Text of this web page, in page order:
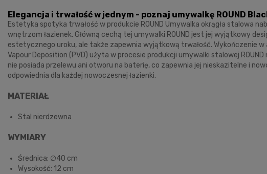
Elegancja i trwałość w jednym - poznaj umywalkę ROUND
Estetyka spotyka trwałość w produkcie ROUND Umywalka okrągła stalowa
wnętrzom łazienek. Główną cechą tej umywalki ROUND jest jej wyjątkowy
estetycznego uroku, ale także zapewnia wyjątkową trwałość. Wykończenie
Vapour Deposition (PVD) użyta w procesie produkcji umywalki stalowej
nie posiada przelewu ani otworu na baterię, co zapewnia jej nieskazitelne i
odpowiednia dla każdej nowoczesnej łazienki.
MATERIAŁ
Stal nierdzewna
WYMIARY
Średnica: ∅40 cm
Wysokość: 12 cm